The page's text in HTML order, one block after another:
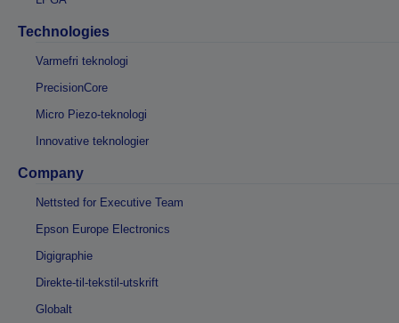
Technologies
Varmefri teknologi
PrecisionCore
Micro Piezo-teknologi
Innovative teknologier
Company
Nettsted for Executive Team
Epson Europe Electronics
Digigraphie
Direkte-til-tekstil-utskrift
Globalt